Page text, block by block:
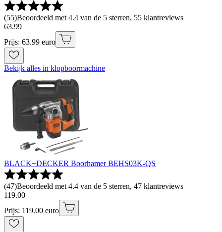
(55)Beoordeeld met 4.4 van de 5 sterren, 55 klantreviews
63.99
Prijs: 63.99 euro
Bekijk alles in klopboormachine
BLACK+DECKER Boorhamer BEHS03K-QS
(47)Beoordeeld met 4.4 van de 5 sterren, 47 klantreviews
119.00
Prijs: 119.00 euro